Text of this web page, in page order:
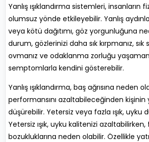
Yanlış ışıklandırma sistemleri, insanların
olumsuz yönde etkileyebilir. Yanlış
veya kötü dağıtımı, göz yorgunluğuna
durum, gözlerinizi daha sık kırpmanız, sık
ovmanız ve odaklanma zorluğu
semptomlarla kendini gösterebilir.
Yanlış ışıklandırma, baş ağrısına neden
performansını azaltabileceğinden
düşürebilir. Yetersiz veya fazla ışık, uyku
Yetersiz ışık, uyku kalitenizi azaltabilirken,
bozukluklarına neden olabilir. Özellikle